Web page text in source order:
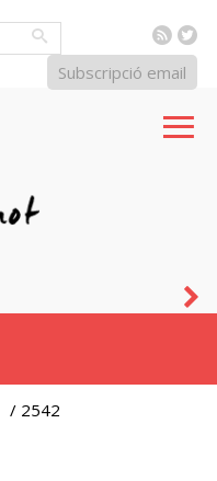
RSS
Subscripció email
/ 2542